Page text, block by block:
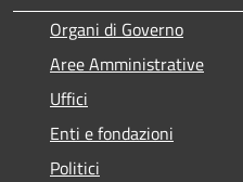
Organi di Governo
Aree Amministrative
Uffici
Enti e fondazioni
Politici